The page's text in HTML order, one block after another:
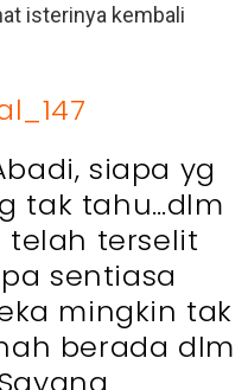
isterinya kembali
siapa yg
tak tahu…dlm
terselit
sentiasa
mingkin tak
berada dlm